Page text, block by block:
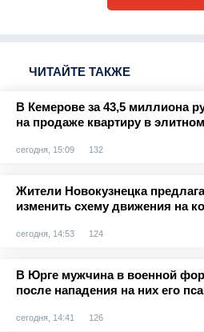
ЧИТАЙТЕ ТАКЖЕ
В Кемерове за 43,5 миллиона
на продаже квартиру в
сегодня, 15:09 132
Жители Новокузнецка
изменить схему движения на
сегодня, 14:53 124
В Юрге мужчина в военной
после нападения на них его пса
сегодня, 14:41 126